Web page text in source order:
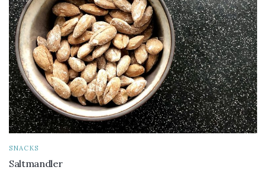
SNACKS
Saltmandler